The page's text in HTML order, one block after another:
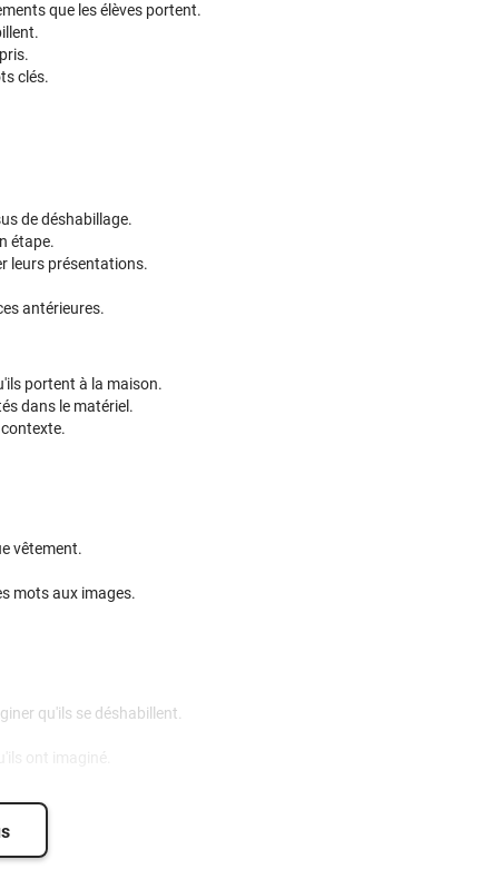
que les élèves portent.
clés.
de déshabillage.
étape.
leurs présentations.
antérieures.
portent à la maison.
dans le matériel.
vêtement.
mots aux images.
qu'ils se déshabillent.
ont imaginé.